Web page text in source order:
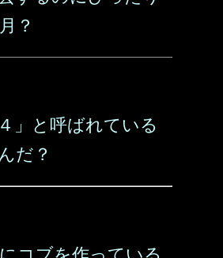
？
」と呼ばれている
だ？